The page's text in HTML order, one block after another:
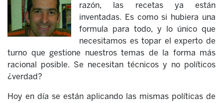
razón, las recetas ya están
inventadas. Es como si hubiera una
formula para todo, y lo único que
necesitamos es topar el experto de
turno que gestione nuestros temas de la forma más
racional posible. Se necesitan técnicos y no políticos
¿verdad?
Hoy en día se están aplicando las mismas políticas de